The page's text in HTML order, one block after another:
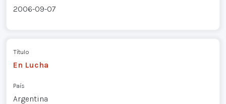
2006-09-07
Título
En Lucha
País
Argentina